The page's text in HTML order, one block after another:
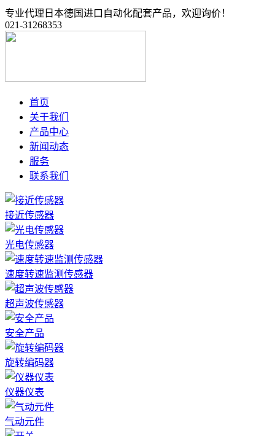
专业代理日本德国进口自动化配套产品，欢迎询价！
021-31268353
首页
关于我们
产品中心
新闻动态
服务
联系我们
接近传感器
光电传感器
速度转速监测传感器
超声波传感器
安全产品
旋转编码器
仪器仪表
气动元件